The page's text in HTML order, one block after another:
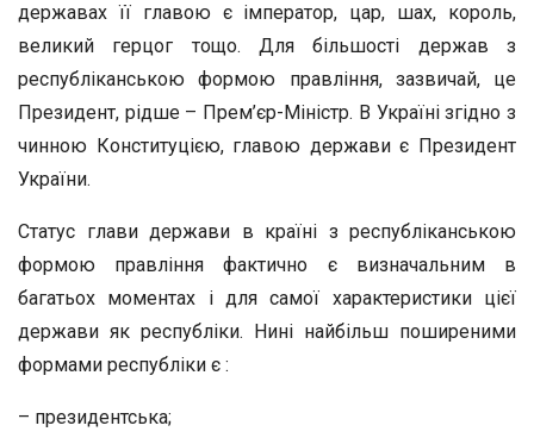
державах її главою є імператор, цар, шах, король,
великий герцог тощо. Для більшості держав з
республіканською формою правління, зазвичай, це
Президент, рідше – Прем’єр-Міністр. В Україні згідно з
чинною Конституцією, главою держави є Президент
України.
Статус глави держави в країні з республіканською
формою правління фактично є визначальним в
багатьох моментах і для самої характеристики цієї
держави як республіки. Нині найбільш поширеними
формами республіки є :
– президентська;